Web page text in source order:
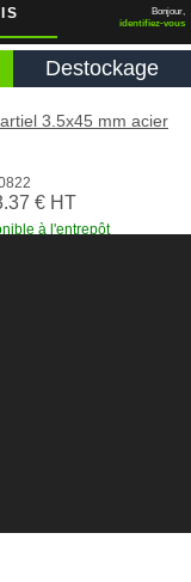
Bonjour,
identifiez-vous
Destockage
3.5x45 mm acier
€ HT
à l'entrepôt